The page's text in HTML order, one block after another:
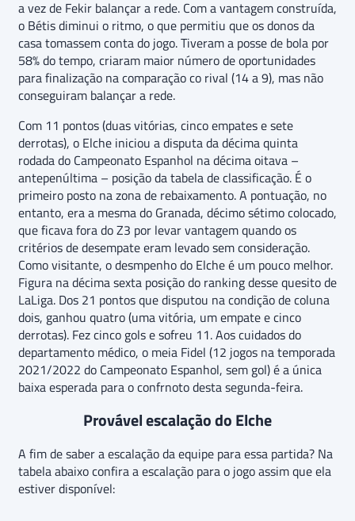
a vez de Fekir balançar a rede. Com a vantagem construída,
o Bétis diminui o ritmo, o que permitiu que os donos da
casa tomassem conta do jogo. Tiveram a posse de bola por
58% do tempo, criaram maior número de oportunidades
para finalização na comparação co rival (14 a 9), mas não
conseguiram balançar a rede.
Com 11 pontos (duas vitórias, cinco empates e sete
derrotas), o Elche iniciou a disputa da décima quinta
rodada do Campeonato Espanhol na décima oitava –
antepenúltima – posição da tabela de classificação. É o
primeiro posto na zona de rebaixamento. A pontuação, no
entanto, era a mesma do Granada, décimo sétimo colocado,
que ficava fora do Z3 por levar vantagem quando os
critérios de desempate eram levado sem consideração.
Como visitante, o desmpenho do Elche é um pouco melhor.
Figura na décima sexta posição do ranking desse quesito de
LaLiga. Dos 21 pontos que disputou na condição de coluna
dois, ganhou quatro (uma vitória, um empate e cinco
derrotas). Fez cinco gols e sofreu 11. Aos cuidados do
departamento médico, o meia Fidel (12 jogos na temporada
2021/2022 do Campeonato Espanhol, sem gol) é a única
baixa esperada para o confrnoto desta segunda-feira.
Provável escalação do Elche
A fim de saber a escalação da equipe para essa partida? Na
tabela abaixo confira a escalação para o jogo assim que ela
estiver disponível: